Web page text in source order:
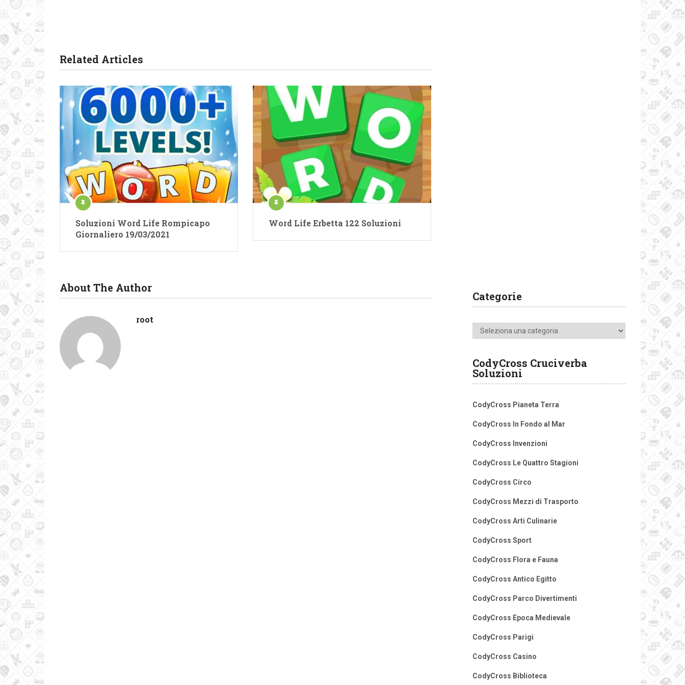
Related Articles
Soluzioni Word Life Rompicapo
Giornaliero 19/03/2021
Word Life Erbetta 122 Soluzioni
About The Author
root
Categorie
Categorie
CodyCross Cruciverba
Soluzioni
CodyCross Pianeta Terra
CodyCross In Fondo al Mar
CodyCross Invenzioni
CodyCross Le Quattro Stagioni
CodyCross Circo
CodyCross Mezzi di Trasporto
CodyCross Arti Culinarie
CodyCross Sport
CodyCross Flora e Fauna
CodyCross Antico Egitto
CodyCross Parco Divertimenti
CodyCross Epoca Medievale
CodyCross Parigi
CodyCross Casino
CodyCross Biblioteca